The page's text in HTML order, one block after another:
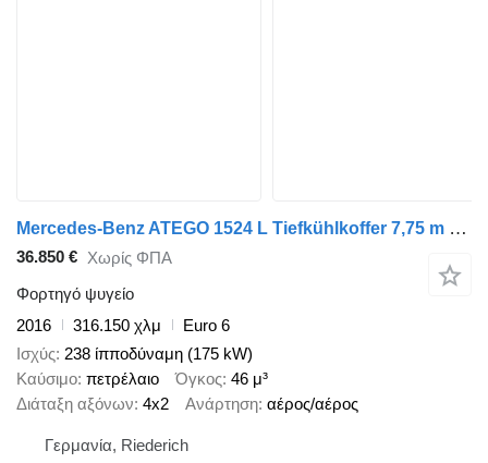
Mercedes-Benz ATEGO 1524 L Tiefkühlkoffer 7,75 m U-LBW 1,5 T
36.850 € Χωρίς ΦΠΑ
Φορτηγό ψυγείο
2016
316.150 χλμ
Euro 6
Ισχύς 238 ίπποδύναμη (175 kW)
Καύσιμο πετρέλαιο Όγκος 46 μ³
Διάταξη αξόνων 4x2 Ανάρτηση αέρος/αέρος
Γερμανία, Riederich